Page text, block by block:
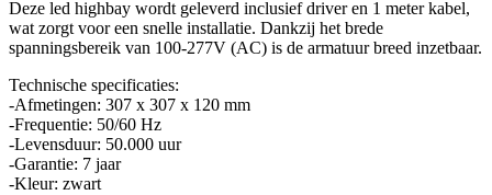
Deze led highbay wordt geleverd inclusief driver en 1 meter kabel,
wat zorgt voor een snelle installatie. Dankzij het brede
spanningsbereik van 100-277V (AC) is de armatuur breed inzetbaar.
Technische specificaties:
-Afmetingen: 307 x 307 x 120 mm
-Frequentie: 50/60 Hz
-Levensduur: 50.000 uur
-Garantie: 7 jaar
-Kleur: zwart